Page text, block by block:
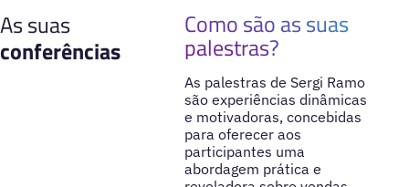
As suas
conferências
Como são as suas
palestras?
As palestras de Sergi Ramo
são experiências dinâmicas
e motivadoras, concebidas
para oferecer aos
participantes uma
abordagem prática e